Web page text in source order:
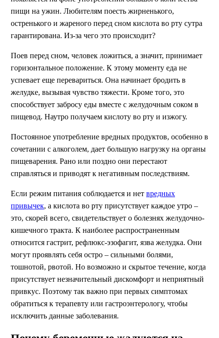
пищи на ужин. Любителям поесть жирненького,
остренького и жареного перед сном кислота во рту сутра
гарантирована. Из-за чего это происходит?
Поев перед сном, человек ложиться, а значит, принимает
горизонтальное положение. К этому моменту еда не
успевает еще перевариться. Она начинает бродить в
желудке, вызывая чувство тяжести. Кроме того, это
способствует забросу еды вместе с желудочным соком в
пищевод. Наутро получаем кислоту во рту и изжогу.
Постоянное употребление вредных продуктов, особенно в
сочетании с алкоголем, дает большую нагрузку на органы
пищеварения. Рано или поздно они перестают
справляться и приводят к негативным последствиям.
Если режим питания соблюдается и нет вредных
привычек, а кислота во рту присутствует каждое утро –
это, скорей всего, свидетельствует о болезнях желудочно-
кишечного тракта. К наиболее распространенным
относится гастрит, рефлюкс-эзофагит, язва желудка. Они
могут проявлять себя остро – сильными болями,
тошнотой, рвотой. Но возможно и скрытое течение, когда
присутствует незначительный дискомфорт и неприятный
привкус. Поэтому так важно при первых симптомах
обратиться к терапевту или гастроэнтерологу, чтобы
исключить данные заболевания.